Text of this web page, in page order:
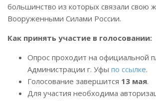
большинство из которых связали свою
Вооруженными Силами России.
Как принять участие в голосовании:
Опрос проходит на официальной
Администрации г. Уфы по ссылке.
Голосование завершится 13 мая.
Для участия необходима